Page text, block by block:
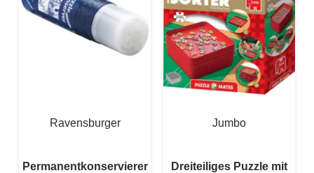
Ravensburger
Permanentkonservierer
Jumbo
Dreiteiliges Puzzle mit